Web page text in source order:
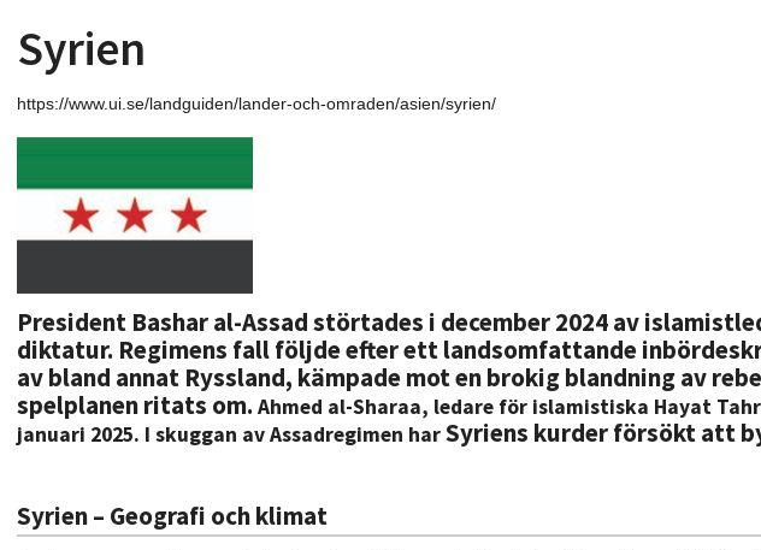
Syrien
https://www.ui.se/landguiden/lander-och-omraden/asien/syrien/
President Bashar al-Assad störtades i december 2024 av
diktatur. Regimens fall följde efter ett landsomfattande
av bland annat Ryssland, kämpade mot en brokig blandning av
spelplanen ritats om. Ahmed al-Sharaa, ledare för islamistiska Hayat
januari 2025. I skuggan av Assadregimen harSyriens kurder försökt att
Syrien – Geografi och klimat